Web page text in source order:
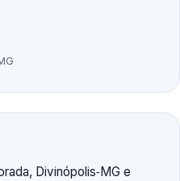
Divinópolis‑MG e